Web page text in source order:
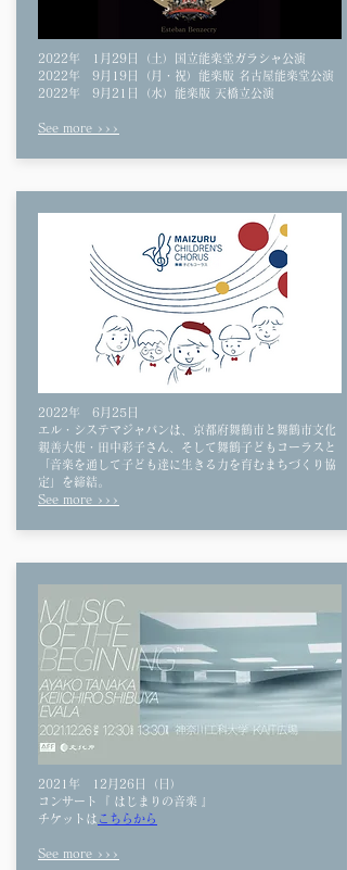
2022年 1月29日（土）
​国立能楽堂ガラシャ公演
2022年 9月19日（月・祝）能楽版 名古屋能楽堂公演
​2022年 9月21日（水）能楽版 天橋立公演
See more >>>
2022年 6 月25日
エル・システマジャパンは、京都府舞鶴市と舞鶴市文化
親善大使・田中彩子さん、そして舞鶴子どもコーラスと
「音楽を通して子ども達に生きる力を育むまちづくり協
定」を締結
See more >>>
2021年
12月26日（日）
​コンサート『 はじまりの音楽 』
チケットは こちらから
See more >>>